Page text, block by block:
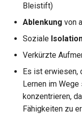
Bleistift)
Ablenkung von
Soziale
Verkürzte
Es ist erwiesen,
Lernen im
konzentrieren,
Fähigkeiten zu